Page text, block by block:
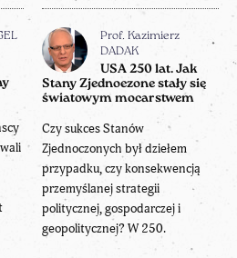
Prof. Kazimierz
DADAK
USA 250 lat. Jak
Stany Zjednoczone stały się
światowym mocarstwem
Czy sukces Stanów
Zjednoczonych był dziełem
przypadku, czy konsekwencją
przemyślanej strategii
politycznej, gospodarczej i
geopolitycznej? W 250.